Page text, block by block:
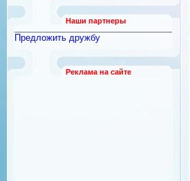
Наши партнеры
Предложить дружбу
Реклама на сайте